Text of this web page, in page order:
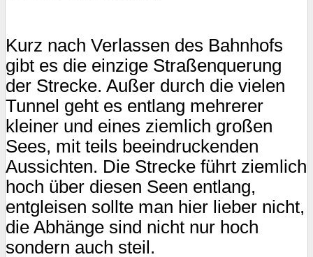
Kurz nach Verlassen des Bahnhofs
gibt es die einzige Straßenquerung
der Strecke. Außer durch die vielen
Tunnel geht es entlang mehrerer
kleiner und eines ziemlich großen
Sees, mit teils beeindruckenden
Aussichten. Die Strecke führt ziemlich
hoch über diesen Seen entlang,
entgleisen sollte man hier lieber nicht,
die Abhänge sind nicht nur hoch
sondern auch steil.